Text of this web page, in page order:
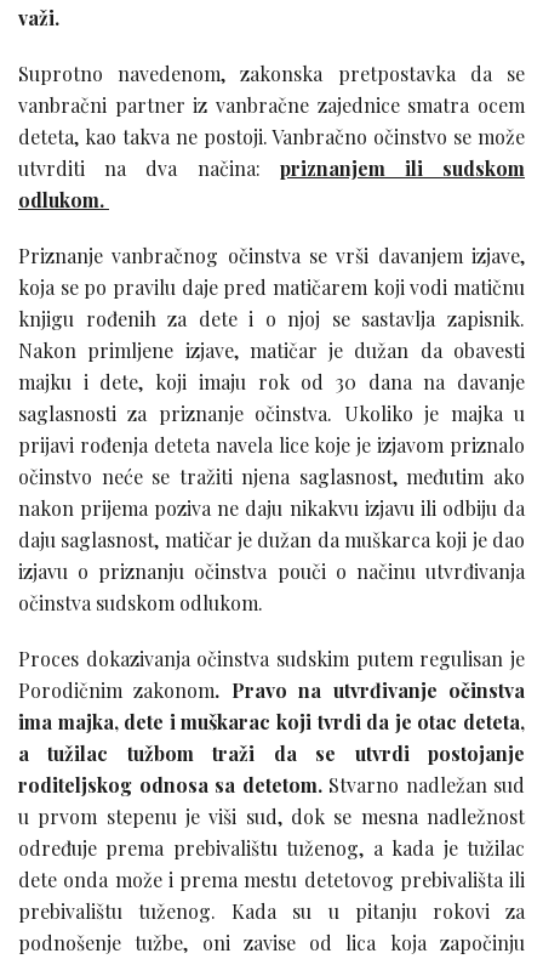
važi.
Suprotno navedenom, zakonska pretpostavka da se
vanbračni partner iz vanbračne zajednice smatra ocem
deteta, kao takva ne postoji. Vanbračno očinstvo se može
utvrditi na dva načina: priznanjem ili sudskom
odlukom.
Priznanje vanbračnog očinstva se vrši davanjem izjave,
koja se po pravilu daje pred matičarem koji vodi matičnu
knjigu rođenih za dete i o njoj se sastavlja zapisnik.
Nakon primljene izjave, matičar je dužan da obavesti
majku i dete, koji imaju rok od 30 dana na davanje
saglasnosti za priznanje očinstva. Ukoliko je majka u
prijavi rođenja deteta navela lice koje je izjavom priznalo
očinstvo neće se tražiti njena saglasnost, međutim ako
nakon prijema poziva ne daju nikakvu izjavu ili odbiju da
daju saglasnost, matičar je dužan da muškarca koji je dao
izjavu o priznanju očinstva pouči o načinu utvrđivanja
očinstva sudskom odlukom.
Proces dokazivanja očinstva sudskim putem regulisan je
Porodičnim zakonom. Pravo na utvrđivanje očinstva
ima majka, dete i muškarac koji tvrdi da je otac deteta,
a tužilac tužbom traži da se utvrdi postojanje
roditeljskog odnosa sa detetom.Stvarno nadležan sud
u prvom stepenu je viši sud, dok se mesna nadležnost
određuje prema prebivalištu tuženog, a kada je tužilac
dete onda može i prema mestu detetovog prebivališta ili
prebivalištu tuženog. Kada su u pitanju rokovi za
podnošenje tužbe, oni zavise od lica koja započinju